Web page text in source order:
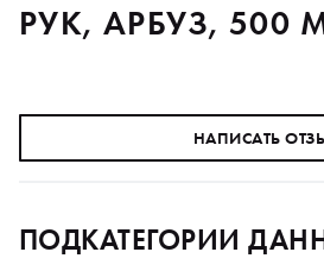
РУК, АРБУЗ, 500
НАПИСАТЬ
ПОДКАТЕГОРИИ